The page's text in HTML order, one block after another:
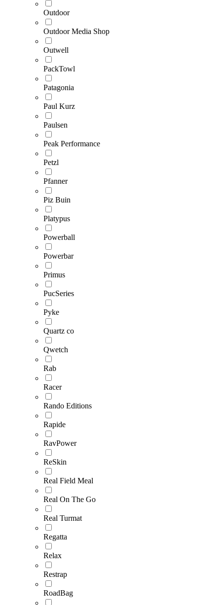
Outdoor
Outdoor Media Shop
Outwell
PackTowl
Patagonia
Paul Kurz
Paulsen
Peak Performance
Petzl
Pfanner
Piz Buin
Platypus
Powerball
Powerbar
Primus
PucSeries
Pyke
Quartz co
Qwetch
Rab
Racer
Rando Editions
Rapide
RavPower
ReSkin
Real Field Meal
Real On The Go
Real Turmat
Regatta
Relax
Restrap
RoadBag